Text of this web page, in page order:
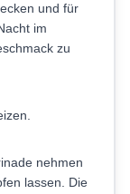
und für
im
zu
nehmen
lassen. Die